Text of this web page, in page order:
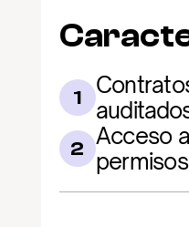
1
2 Acceso
permisos